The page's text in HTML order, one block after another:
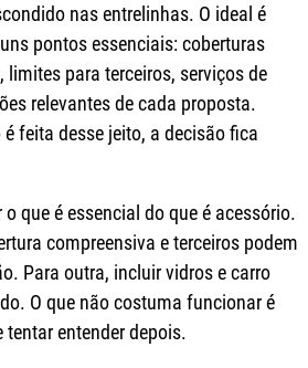
nas entrelinhas. O ideal é
pontos essenciais: coberturas
para terceiros, serviços de
relevantes de cada proposta.
feita desse jeito, a decisão fica
que é essencial do que é acessório.
compreensiva e terceiros podem
Para outra, incluir vidros e carro
O que não costuma funcionar é
entender depois.